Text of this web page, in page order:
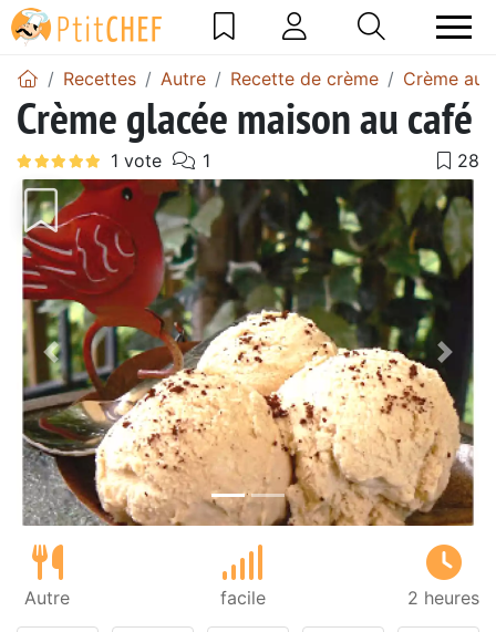
Recettes Autre Recette de crème Crème au
Crème glacée maison au café
Précédent
Autre facile 2 heures